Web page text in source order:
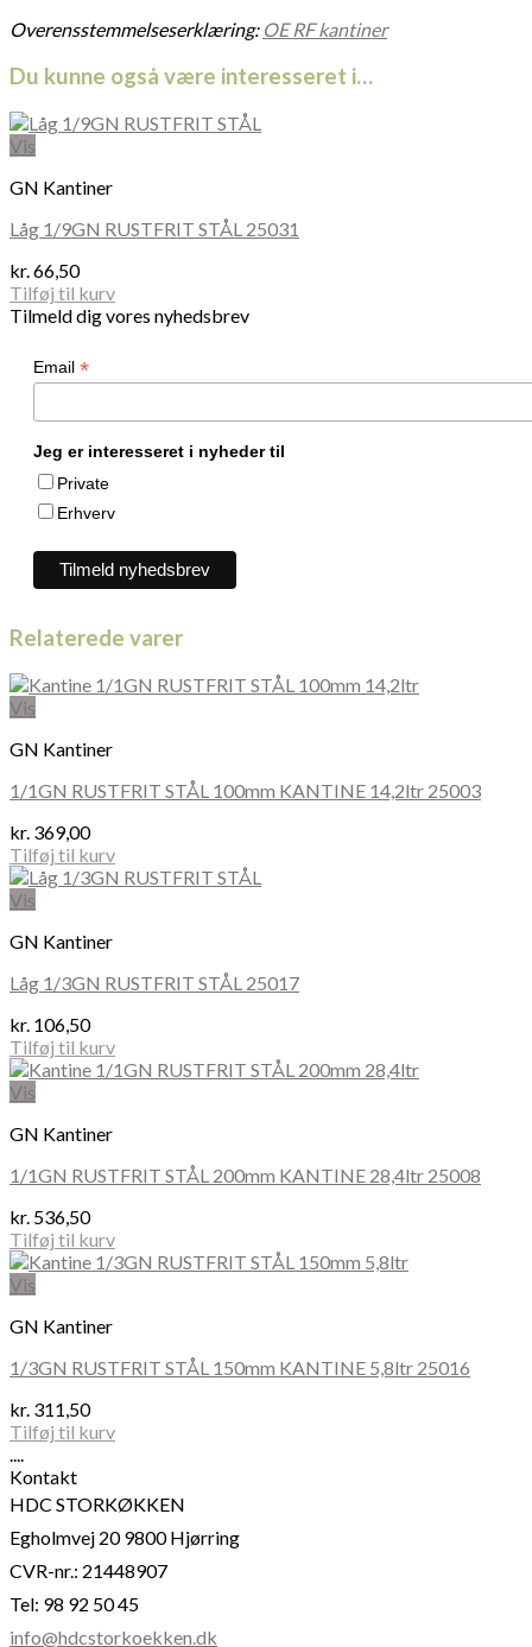
Overensstemmelseserklæring: OE RF kantiner
Du kunne også være interesseret i…
Vis
GN Kantiner
Låg 1/9GN RUSTFRIT STÅL 25031
kr.66,50
Tilføj til kurv
Tilmeld dig vores nyhedsbrev
Email *
Jeg er interesseret i nyheder til
Private
Erhverv
Relaterede varer
Vis
GN Kantiner
1/1GN RUSTFRIT STÅL 100mm KANTINE 14,2ltr 25003
kr. 369,00
Tilføj til kurv
Vis
GN Kantiner
Låg 1/3GN RUSTFRIT STÅL 25017
kr. 106,50
Tilføj til kurv
Vis
GN Kantiner
1/1GN RUSTFRIT STÅL 200mm KANTINE 28,4ltr 25008
kr. 536,50
Tilføj til kurv
Vis
GN Kantiner
1/3GN RUSTFRIT STÅL 150mm KANTINE 5,8ltr 25016
kr. 311,50
Tilføj til kurv
....
Kontakt
HDC STORKØKKEN
Egholmvej 20 9800 Hjørring
CVR-nr.: 21448907
Tel: 98 92 50 45
info@hdcstorkoekken.dk